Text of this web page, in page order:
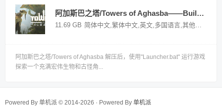
阿加斯巴之塔/Towers of Aghasba——Build 17034280多国语言（含简体中文）免安装解压即玩版
11.69 GB 简体中文,繁体中文,英文,多国语言,其他语言
阿加斯巴之塔/Towers of Aghasba 解压后，使用"Launcher.bat" 运行游戏
探索一个充满宏伟生物和古怪角...
Powered By 单机派 © 2014-2026 · Powered By 单机派